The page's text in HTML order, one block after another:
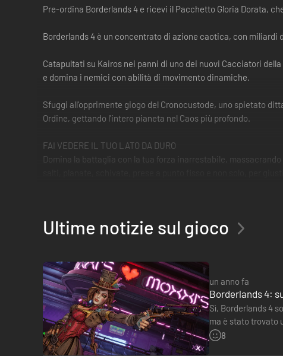
Pre-ordina Borderlands 4 e ricevi il Pacchetto Gloria Dorata,
Borderlands 4 è un concentrato di azione caotica, con
Catapultati su Kairos nei panni di uno dei nuovi Cacciatori
e domina i nemici con abilità di movimento dinamiche.
Sfuggi all'opprimente giogo del Cronocustode, uno spietato
Ordine, gettando l'intero pianeta nel Caos più profondo.
FAI VEDERE IL TUO LATO DA DURO
Domina la battaglia con la tua forza inarrestabile,
abilità uniche del tuo Cacciatore della Cripta. Crea la build
Scatenare il caos su Kairos è fantastico in solitaria e
Borderlands 4 è stato progettato attorno al concetto di co-
MENO CONFINI, PIÙ TERRE
Esplora in libertà un mondo vasto e pericoloso, pieno di
dinamici e missioni avvincenti con personaggi indimenticabili.
esperienza firmata Borderlands.
*Offerta di pre-ordine disponibile fino al lancio, dopo il quale il
Ultime notizie sul gioco
un anno fa
Borderlands 4:
Sì, Borderlands 4
ma è stato trovato
Xbox…
8